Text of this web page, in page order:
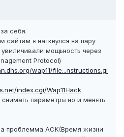
себя.
сайтам я наткнулся на пару
мощьность через
Protocol)
wap11/file...nstructions.gi
index.cgi/Wap11Hack
параметры но и менять
проблемма ACK(Время жизни